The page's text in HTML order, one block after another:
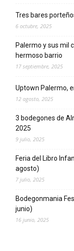
Tres bares
6 octubre, 2025
Palermo y sus mil
hermoso barrio
17 septiembre, 2025
Uptown Palermo,
12 agosto, 2025
3 bodegones de
2025
9 julio, 2025
Feria del Libro
agosto)
7 julio, 2025
Bodegonmania
junio)
16 junio, 2025